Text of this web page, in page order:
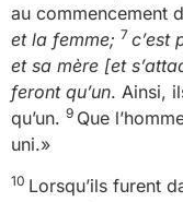
au commencement
et la femme; 7 c’est
et sa mère [et
feront qu’un. Ainsi,
qu’un. 9 Que
uni.»
10 Lorsqu’ils furent